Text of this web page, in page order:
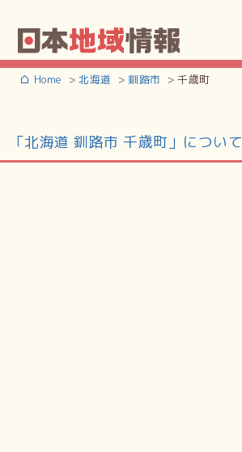
Home 北海道 釧路市 千歳町
「北海道 釧路市 千歳町」について